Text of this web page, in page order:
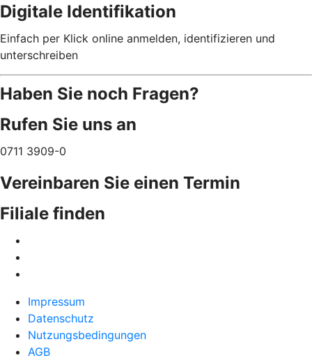
Digitale Identifikation
Einfach per Klick online anmelden, identifizieren und
unterschreiben
Haben Sie noch Fragen?
Rufen Sie uns an
0711 3909-0
Vereinbaren Sie einen Termin
Filiale finden
Impressum
Datenschutz
Nutzungsbedingungen
AGB